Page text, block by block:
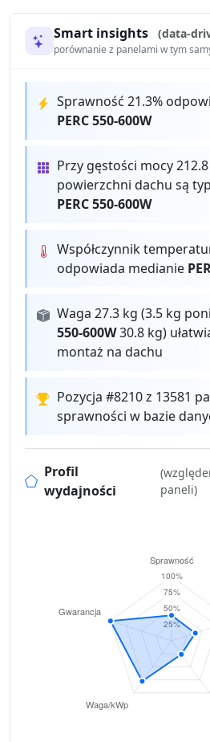
Smart insights (data-
porównanie z panelami w tym
Sprawność 21.3%
PERC 550-600W
Przy gęstości mocy
powierzchni dachu są
PERC 550-600W
Współczynnik
odpowiada medianie
Waga 27.3 kg (3.5 kg
550-600W30.8 kg)
montaż na dachu
Pozycja #8210 z 13581
sprawności w bazie
Profil
wydajności
paneli)